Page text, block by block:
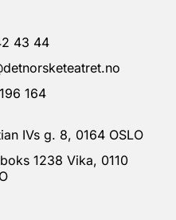
43 44
164
IVs g. 8, 0164 OSLO
1238 Vika, 0110